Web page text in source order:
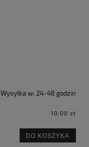
Wysyłka w: 24-48 godzin
10,00 zł
DO KOSZYKA